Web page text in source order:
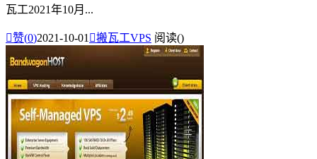
瓦工2021年10月...
赞(0)2021-10-01搬瓦工VPS 阅读()